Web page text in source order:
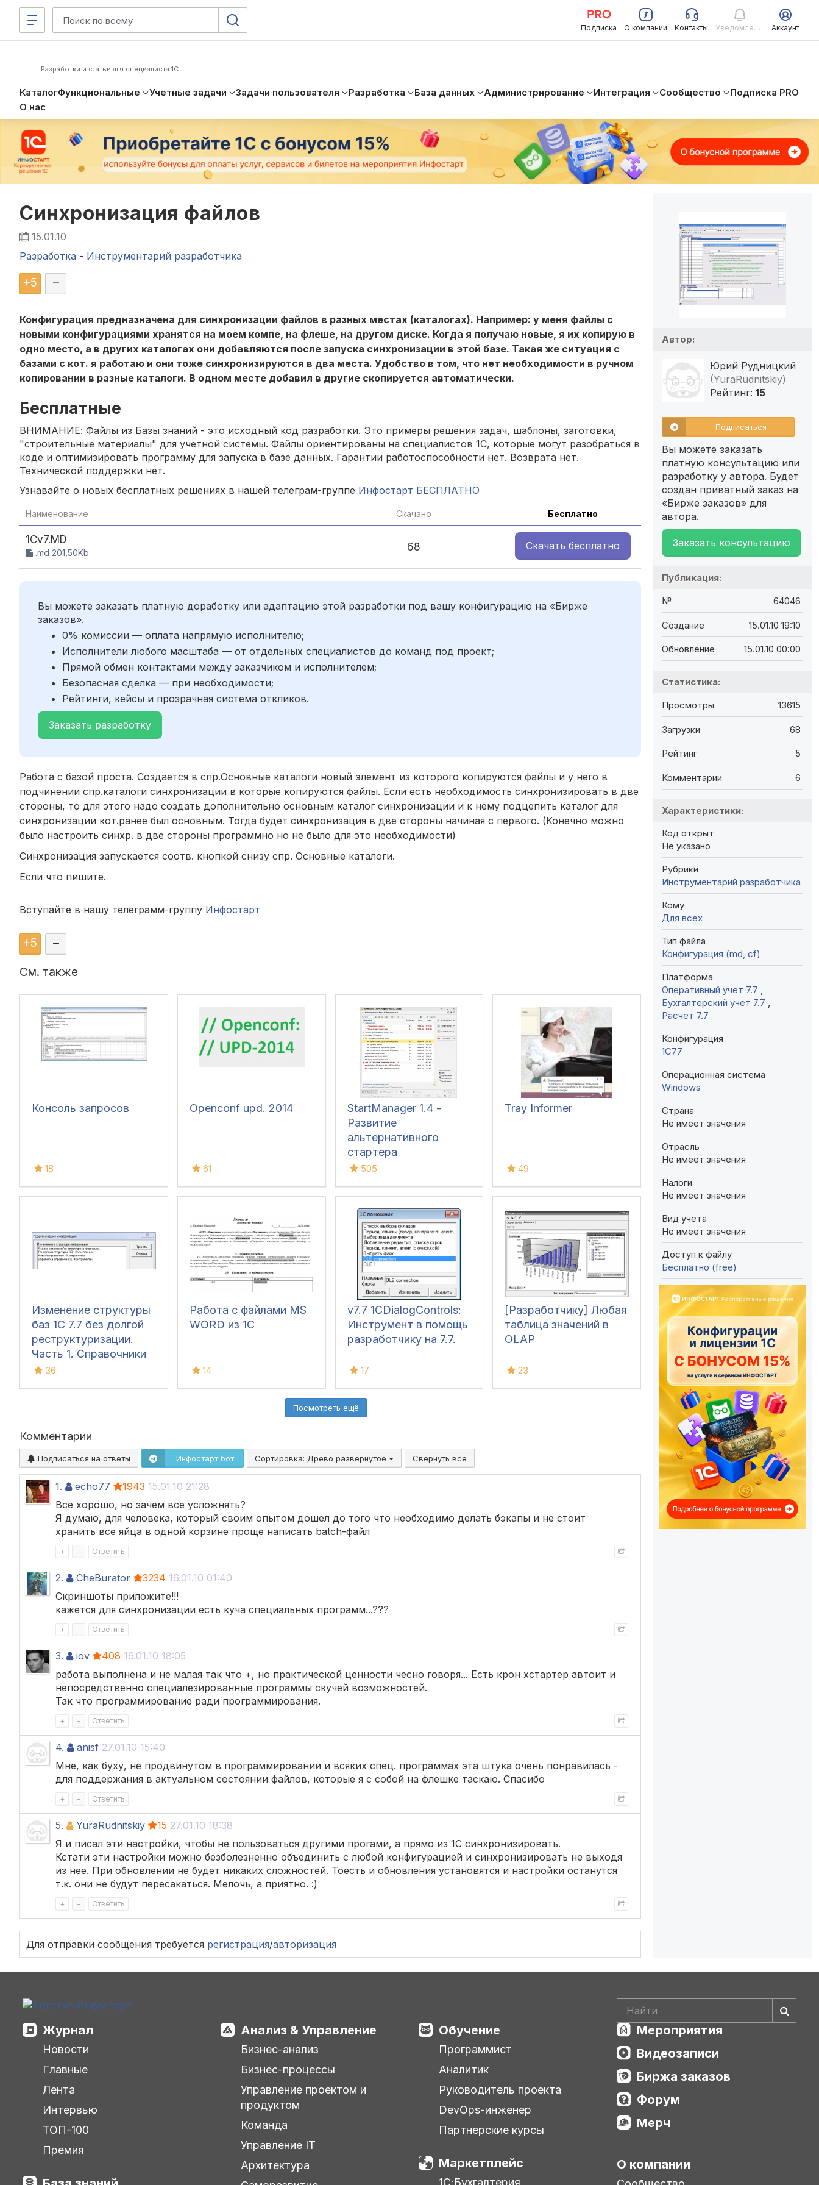
Подписка О компании Контакты Уведомления Аккаунт
Разработки и статьи для специалиста 1С
КаталогФункциональные Учетные задачи Задачи пользователя Разработка База данных Администрирование Интеграция Сообщество
Подписка PRO
О нас
Синхронизация файлов
15.01.10
Разработка - Инструментарий разработчика
+5 –
Конфигурация предназначена для синхронизации файлов в разных местах (каталогах). Например: у меня файлы с
новыми конфигурациями хранятся на моем компе, на флеше, на другом диске. Когда я получаю новые, я их копирую в
одно место, а в других каталогах они добавляются после запуска синхронизации в этой базе. Такая же ситуация с
базами с кот. я работаю и они тоже синхронизируются в два места. Удобство в том, что нет необходимости в ручном
копировании в разные каталоги. В одном месте добавил в другие скопируется автоматически.
Бесплатные
ВНИМАНИЕ: Файлы из Базы знаний - это исходный код разработки. Это примеры решения задач, шаблоны, заготовки,
"строительные материалы" для учетной системы. Файлы ориентированы на специалистов 1С, которые могут разобраться в
коде и оптимизировать программу для запуска в базе данных. Гарантии работоспособности нет. Возврата нет.
Технической поддержки нет.
Узнавайте о новых бесплатных решениях в нашей телеграм-группе Инфостарт БЕСПЛАТНО
Наименование Скачано Бесплатно
1Cv7.MD
.md 201,50Kb 68 Скачать бесплатно
Вы можете заказать платную доработку или адаптацию этой разработки под вашу конфигурацию на «Бирже
заказов».
0% комиссии — оплата напрямую исполнителю;
Исполнители любого масштаба — от отдельных специалистов до команд под проект;
Прямой обмен контактами между заказчиком и исполнителем;
Безопасная сделка — при необходимости;
Рейтинги, кейсы и прозрачная система откликов.
Заказать разработку
Работа с базой проста. Создается в спр.Основные каталоги новый элемент из которого копируются файлы и у него в
подчинении спр.каталоги синхронизации в которые копируются файлы. Если есть необходимость синхронизировать в две
стороны, то для этого надо создать дополнительно основным каталог синхронизации и к нему подцепить каталог для
синхронизации кот.ранее был основным. Тогда будет синхронизация в две стороны начиная с первого. (Конечно можно
было настроить синхр. в две стороны программно но не было для это необходимости)
Синхронизация запускается соотв. кнопкой снизу спр. Основные каталоги.
Если что пишите.
Вступайте в нашу телеграмм-группу Инфостарт
+5 –
См. также
Консоль запросов
18
Openconf upd. 2014
61
StartManager 1.4 -
Развитие
альтернативного
стартера
505
Tray Informer
49
Изменение структуры
баз 1С 7.7 без долгой
реструктуризации.
Часть 1. Справочники
36
Работа с файлами MS
WORD из 1C
14
v7.7 1CDialogControls:
Инструмент в помощь
разработчику на 7.7.
17
[Разработчику] Любая
таблица значений в
OLAP
23
Посмотреть ещё
Комментарии
Подписаться на ответы Инфостарт бот Сортировка: Древо развёрнутое Свернуть все
1. echo77 1943 15.01.10 21:28
Все хорошо, но зачем все усложнять?
Я думаю, для человека, который своим опытом дошел до того что необходимо делать бэкапы и не стоит
хранить все яйца в одной корзине проще написать batch-файл
+ – Ответить
2. CheBurator 3234 16.01.10 01:40
Скриншоты приложите!!!
кажется для синхронизации есть куча специальных программ...???
+ – Ответить
3. iov 408 16.01.10 18:05
работа выполнена и не малая так что +, но практической ценности чесно говоря... Есть крон хстартер автоит и
непосредственно специалезированные программы скучей возможностей.
Так что программирование ради программирования.
+ – Ответить
4. anisf 27.01.10 15:40
Мне, как буху, не продвинутом в программировании и всяких спец. программах эта штука очень понравилась -
для поддержания в актуальном состоянии файлов, которые я с собой на флешке таскаю. Спасибо
+ – Ответить
5. YuraRudnitskiy 15 27.01.10 18:38
Я и писал эти настройки, чтобы не пользоваться другими прогами, а прямо из 1С синхронизировать.
Кстати эти настройки можно безболезненно объединить с любой конфигурацией и синхронизировать не выходя
из нее. При обновлении не будет никаких сложностей. Тоесть и обновления установятся и настройки останутся
т.к. они не будут пересакаться. Мелочь, а приятно. :)
+ – Ответить
Для отправки сообщения требуется регистрация/авторизация
Автор:
Юрий Рудницкий
(YuraRudnitskiy)
Рейтинг: 15
Подписаться
Вы можете заказать
платную консультацию или
разработку у автора. Будет
создан приватный заказ на
«Бирже заказов» для
автора.
Заказать консультацию
Публикация:
№ 64046
Создание 15.01.10 19:10
Обновление 15.01.10 00:00
Статистика:
Просмотры 13615
Загрузки 68
Рейтинг 5
Комментарии 6
Характеристики:
Код открыт
Не указано
Рубрики
Инструментарий разработчика
Кому
Для всех
Тип файла
Конфигурация (md, cf)
Платформа
Оперативный учет 7.7
Бухгалтерский учет 7.7
Расчет 7.7
Конфигурация
1C77
Операционная система
Windows
Страна
Не имеет значения
Отрасль
Не имеет значения
Налоги
Не имеет значения
Вид учета
Не имеет значения
Доступ к файлу
Бесплатно (free)
Журнал
Новости
Главные
Лента
Интервью
ТОП-100
Премия
Анализ & Управление
Бизнес-анализ
Бизнес-процессы
Управление проектом и
продуктом
Команда
Управление IT
Архитектура
Обучение
Программист
Аналитик
Руководитель проекта
DevOps-инженер
Партнерские курсы
Маркетплейс
1С:Бухгалтерия
Мероприятия
Видеозаписи
Биржа заказов
Форум
Мерч
О компании